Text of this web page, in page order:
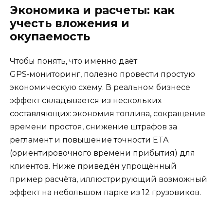
Экономика и расчеты: как
учесть вложения и
окупаемость
Чтобы понять, что именно даёт
GPS‑мониторинг, полезно провести простую
экономическую схему. В реальном бизнесе
эффект складывается из нескольких
составляющих: экономия топлива, сокращение
времени простоя, снижение штрафов за
регламент и повышение точности ETA
(ориентировочного времени прибытия) для
клиентов. Ниже приведён упрощённый
пример расчёта, иллюстрирующий возможный
эффект на небольшом парке из 12 грузовиков.